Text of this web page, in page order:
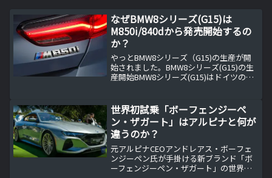
なぜBMW8シリーズ(G15)は
M850i/840dから発売開始するの
か？
やっとBMW8シリーズ（G15)の生産が開
始されました。BMW8シリーズ(G15)の生
産開始BMW8シリーズ(G15)はドイツの
ことなのでドイツ国内でも同時期か少し...
世界初試乗「ボーフェンジーペ
ン・ザガート」はアルピナと何が
違うのか？
元アルピナCEOアンドレアス・ボーフェ
ンジーペン氏が手掛ける新ブランド「ボ
ーフェンジーペン・ザガート」の世界初